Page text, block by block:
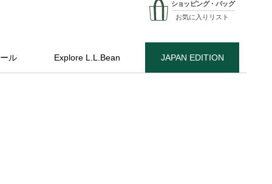
ショッピング・バッグ
お気に入りリスト
ル Explore L.L.Bean JAPAN EDITION